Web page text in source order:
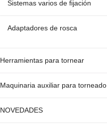
Sistemas varios de fijación
Adaptadores de rosca
Herramientas para tornear
Maquinaria auxiliar para torneado
NOVEDADES